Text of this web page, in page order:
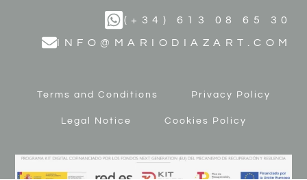
(+34) 613 08 65 30
INFO@MARIODIAZART.COM
Terms and Conditions Privacy Policy
Legal Notice Cookies Policy